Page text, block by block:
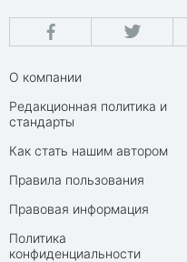
О компании
Редакционная политика и
стандарты
Как стать нашим автором
Правила пользования
Правовая информация
Политика
конфиденциальности